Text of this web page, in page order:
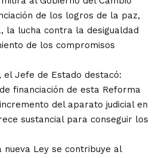
de los logros de la paz,
la lucha contra la desigualdad
de los compromisos
el Jefe de Estado destacó:
financiación de esta Reforma
del aparato judicial en
sustancial para conseguir los
nueva Ley se contribuye al